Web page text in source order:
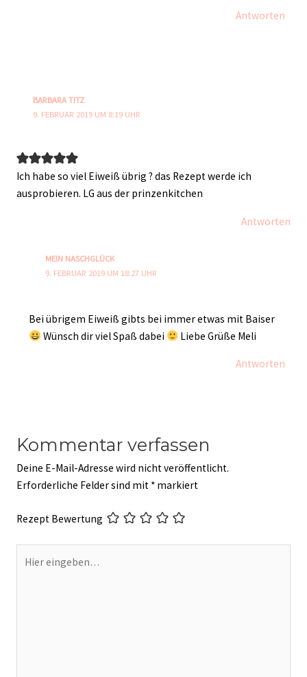
Antworten
BARBARA TITZ
9. FEBRUAR 2019 UM 8:19 UHR
Ich habe so viel Eiweiß übrig ? das Rezept werde ich
ausprobieren. LG aus der prinzenkitchen
Antworten
MEIN NASCHGLÜCK
9. FEBRUAR 2019 UM 18:27 UHR
Bei übrigem Eiweiß gibts bei immer etwas mit Baiser
Wünsch dir viel Spaß dabei
Liebe Grüße Meli
Antworten
Kommentar verfassen
Deine E-Mail-Adresse wird nicht veröffentlicht.
Erforderliche Felder sind mit *markiert
Rezept Bewertung
eingeben…